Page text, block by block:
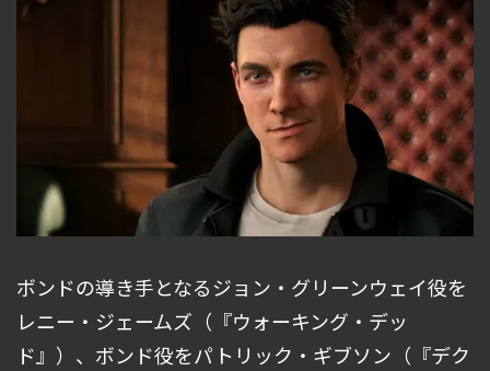
ボンドの導き手となるジョン・グリーンウェイ役を
レニー・ジェームズ（『ウォーキング・デッ
ド』）、ボンド役をパトリック・ギブソン（『デク